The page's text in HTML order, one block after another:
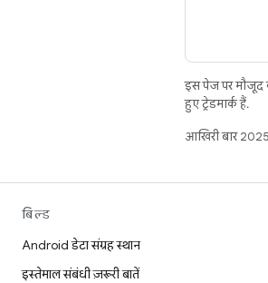
इस पेज पर
हुए ट्रेडमार्क हैं.
आखिरी बार
बिल्ड
Android डेटा संग्रह स्थान
इस्तेमाल संबंधी ज़रूरी बातें